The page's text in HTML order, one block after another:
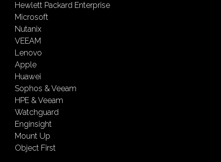
Hewlett Packard Enterprise
Microsoft
Nutanix
VEEAM
Lenovo
Apple
Huawei
Sophos & Veeam
HPE & Veeam
Watchguard
Enginsight
Mount Up
Object First